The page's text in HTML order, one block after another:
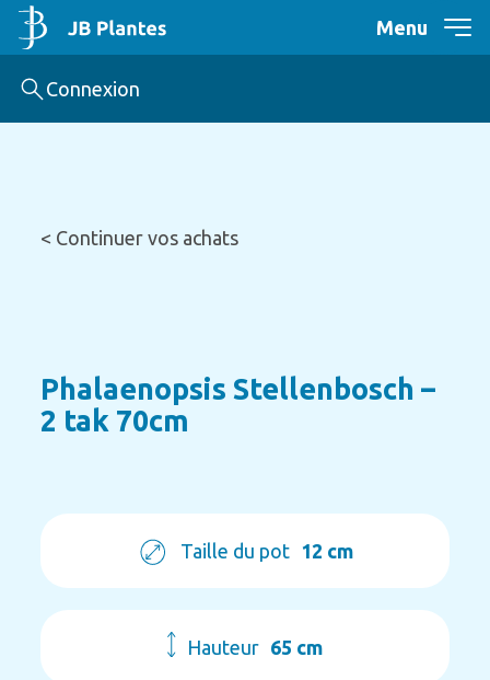
Menu
Connexion
< Continuer vos achats
Phalaenopsis Stellenbosch –
2 tak 70cm
Taille du pot 12 cm
Hauteur 65 cm